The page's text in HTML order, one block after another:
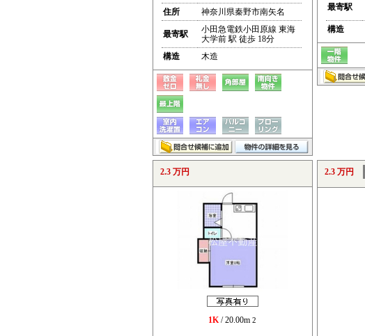
住所
神奈川県秦野市南矢名
最寄駅
小田急電鉄小田原線 東海
大学前 駅 徒歩 18分
構造
木造
最寄駅
構造
2.3 万円
1K/ 20.00m 2
2.3 万円